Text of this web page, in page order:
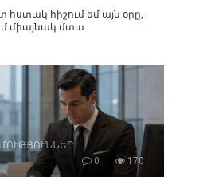
հստակ հիշում եմ այն օրը,
միայնակ մտա
0
170